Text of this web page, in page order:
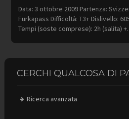
Data: 3 ottobre 2009 Partenza:
Furkapass Difficoltà: T3+ Dislivello:
Tempi (soste comprese): 2h (salita)
CERCHI QUALCOSA DI
Ricerca avanzata